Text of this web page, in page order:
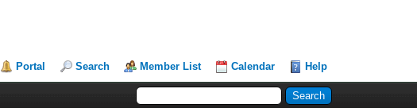
Portal Search Member List Calendar Help